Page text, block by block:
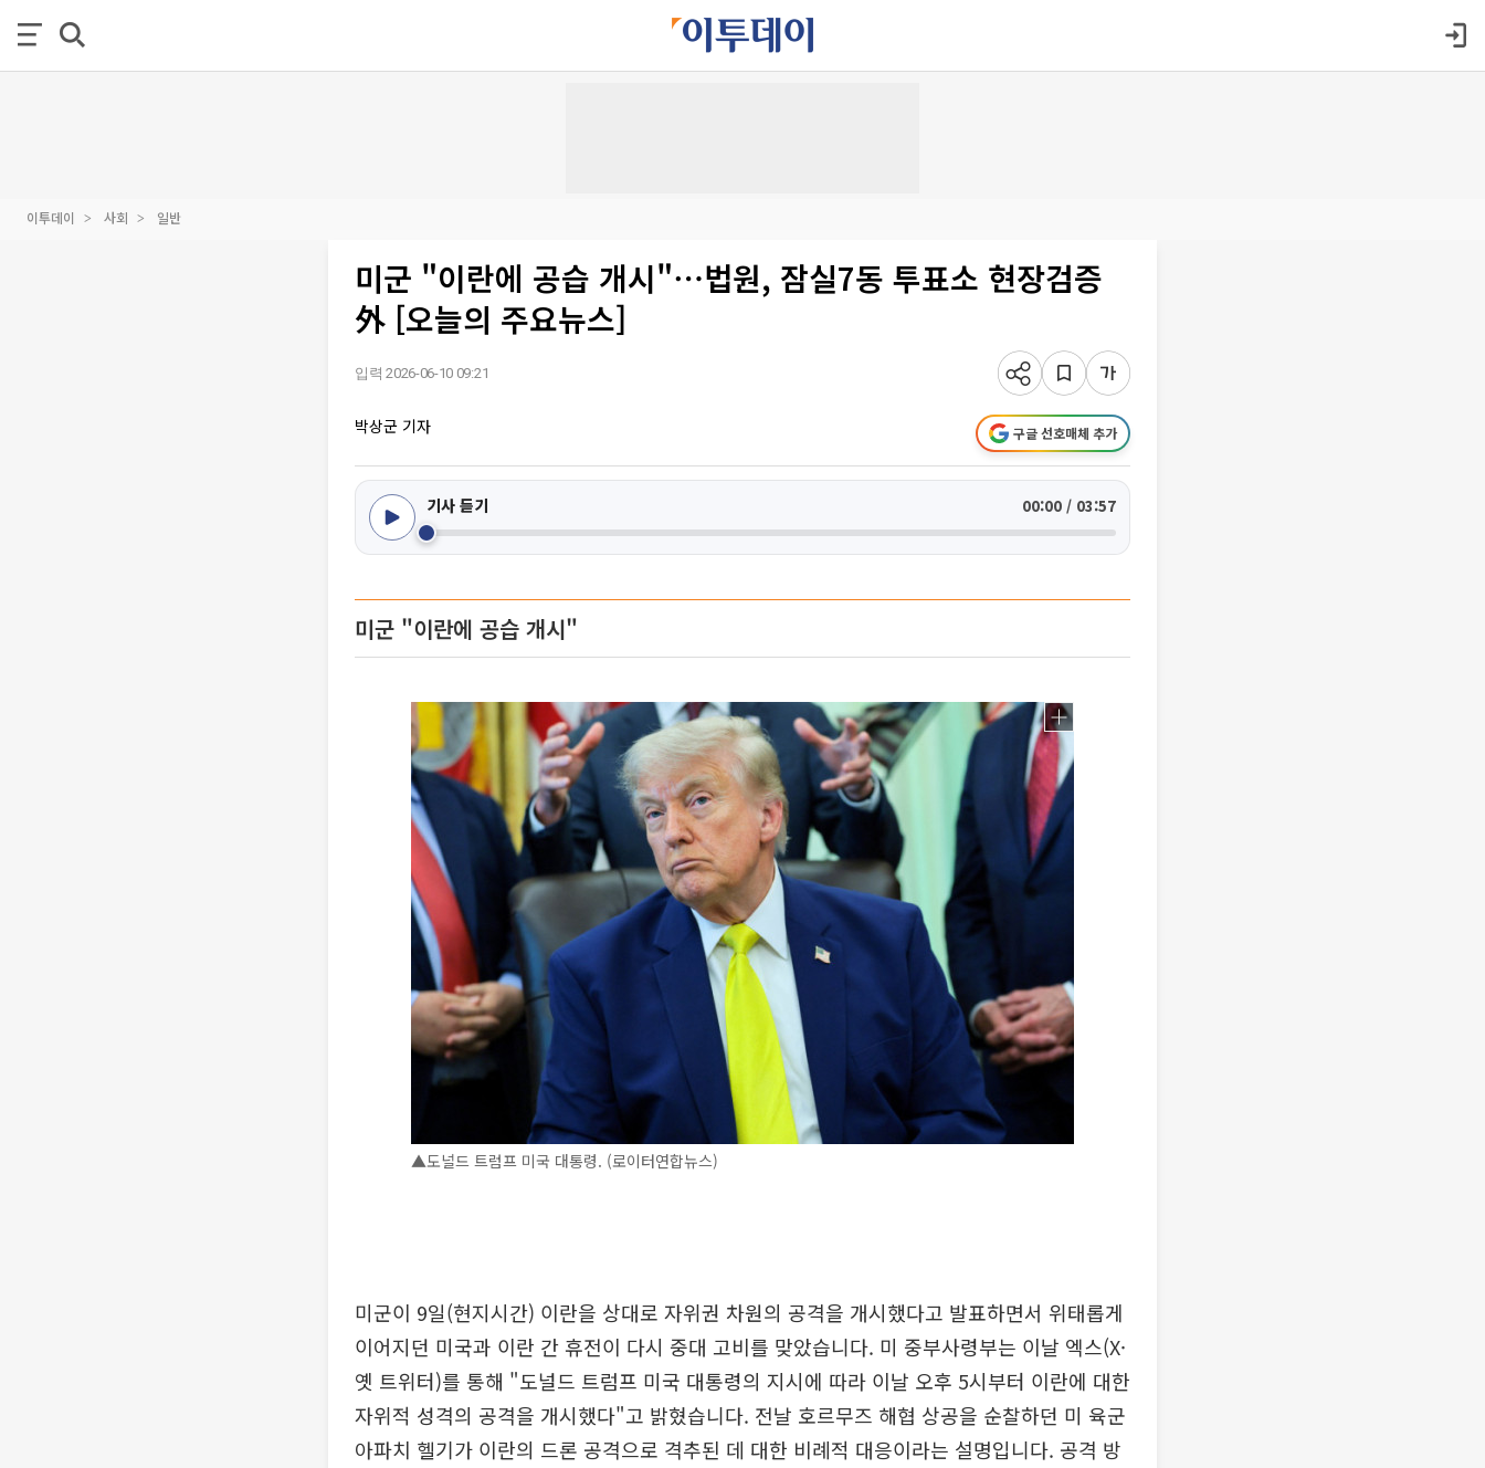
이투데이 사회 일반
미군 "이란에 공습 개시"⋯법원, 잠실7동 투표소 현장검증
外 [오늘의 주요뉴스]
입력 2026-06-10 09:21
박상군 기자 구글 선호매체 추가
기사 듣기 00:00 / 03:57
미군 "이란에 공습 개시"
▲도널드 트럼프 미국 대통령. (로이터연합뉴스)
미군이 9일(현지시간) 이란을 상대로 자위권 차원의 공격을 개시했다고 발표하면서 위태롭게
이어지던 미국과 이란 간 휴전이 다시 중대 고비를 맞았습니다. 미 중부사령부는 이날 엑스(X·
옛 트위터)를 통해 "도널드 트럼프 미국 대통령의 지시에 따라 이날 오후 5시부터 이란에 대한
자위적 성격의 공격을 개시했다"고 밝혔습니다. 전날 호르무즈 해협 상공을 순찰하던 미 육군
아파치 헬기가 이란의 드론 공격으로 격추된 데 대한 비례적 대응이라는 설명입니다. 공격 방